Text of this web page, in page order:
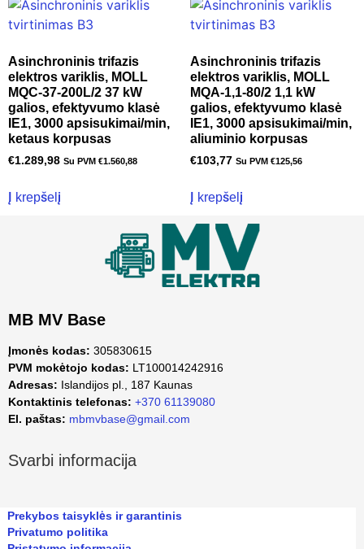
Asinchroninis trifazis
elektros variklis, MOLL
MQC-37-200L/2 37 kW
galios, efektyvumo klasė
IE1, 3000 apsisukimai/min,
ketaus korpusas
€1.289,98 Su PVM €1.560,88
Į krepšelį
Asinchroninis trifazis
elektros variklis, MOLL
MQA-1,1-80/2 1,1 kW
galios, efektyvumo klasė
IE1, 3000 apsisukimai/min,
aliuminio korpusas
€103,77 Su PVM €125,56
Į krepšelį
MB MV Base
Įmonės kodas: 305830615
PVM mokėtojo kodas: LT100014242916
Adresas: Islandijos pl., 187 Kaunas
Kontaktinis telefonas: +370 61139080
El. paštas: mbmvbase@gmail.com
Svarbi informacija
Prekybos taisyklės ir garantinis
Privatumo politika